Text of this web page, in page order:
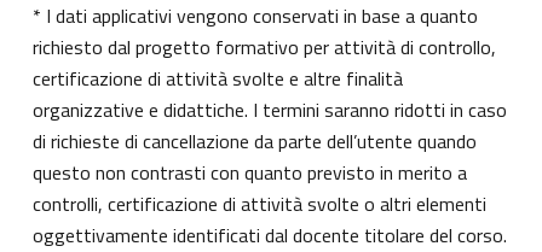
* I dati applicativi vengono conservati in base a quanto
richiesto dal progetto formativo per attività di controllo,
certificazione di attività svolte e altre finalità
organizzative e didattiche. I termini saranno ridotti in caso
di richieste di cancellazione da parte dell’utente quando
questo non contrasti con quanto previsto in merito a
controlli, certificazione di attività svolte o altri elementi
oggettivamente identificati dal docente titolare del corso.